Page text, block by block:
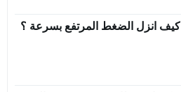
كيف انزل الضغط المرتفع بسرعة ؟